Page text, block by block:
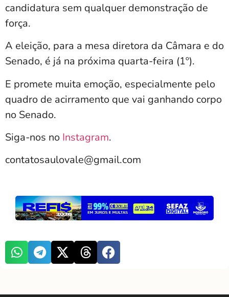
candidatura sem qualquer demonstração de
força.
A eleição, para a mesa diretora da Câmara e do
Senado, é já na próxima quarta-feira (1º).
E promete muita emoção, especialmente pelo
quadro de acirramento que vai ganhando corpo
no Senado.
Siga-nos no Instagram.
contatosaulovale@gmail.com